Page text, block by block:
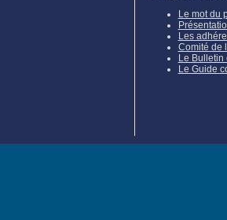
Le mot du
Les
Comité de
Le Bulletin
Le Guide